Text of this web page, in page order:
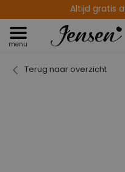
Altijd gratis
menu
Terug naar overzicht